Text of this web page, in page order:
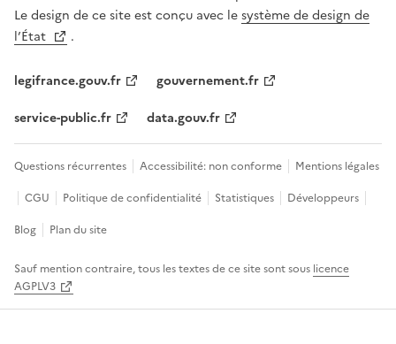
Le design de ce site est conçu avec lesystème de design de
l’État
.
legifrance.gouv.fr
gouvernement.fr
service-public.fr
data.gouv.fr
Questions récurrentes Accessibilité: non conforme
Mentions légales
CGU
Politique de confidentialité Statistiques
Développeurs
Blog
Plan du site
Sauf mention contraire, tous les textes de ce site sont sous licence
AGPLV3